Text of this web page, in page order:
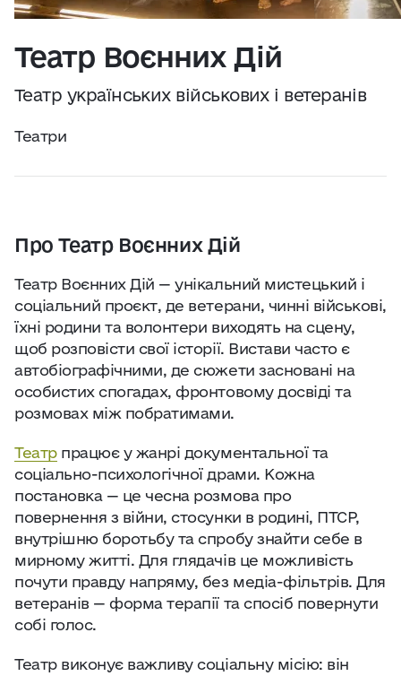
Про нас
Київ сьогодні
Найкращі готелі, ресторани та визначні
місця Києва
Практичні поради
Джерело:openweathermap.org
Театр Воєнних Дій
Театр українських військових і ветеранів
Театри
Про Театр Воєнних Дій
Театр Воєнних Дій — унікальний мистецький і
соціальний проєкт, де ветерани, чинні військові,
їхні родини та волонтери виходять на сцену,
щоб розповісти свої історії. Вистави часто є
автобіографічними, де сюжети засновані на
особистих спогадах, фронтовому досвіді та
розмовах між побратимами.
Театрпрацює у жанрі документальної та
соціально-психологічної драми. Кожна
постановка — це чесна розмова про
повернення з війни, стосунки в родині, ПТСР,
внутрішню боротьбу та спробу знайти себе в
мирному житті. Для глядачів це можливість
почути правду напряму, без медіа-фільтрів. Для
ветеранів — форма терапії та спосіб повернути
собі голос.
Театр виконує важливу соціальну місію: він